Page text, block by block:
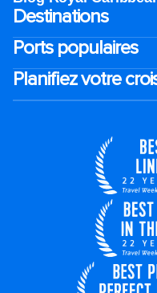
Destinations
Ports populaires
Planifiez votre